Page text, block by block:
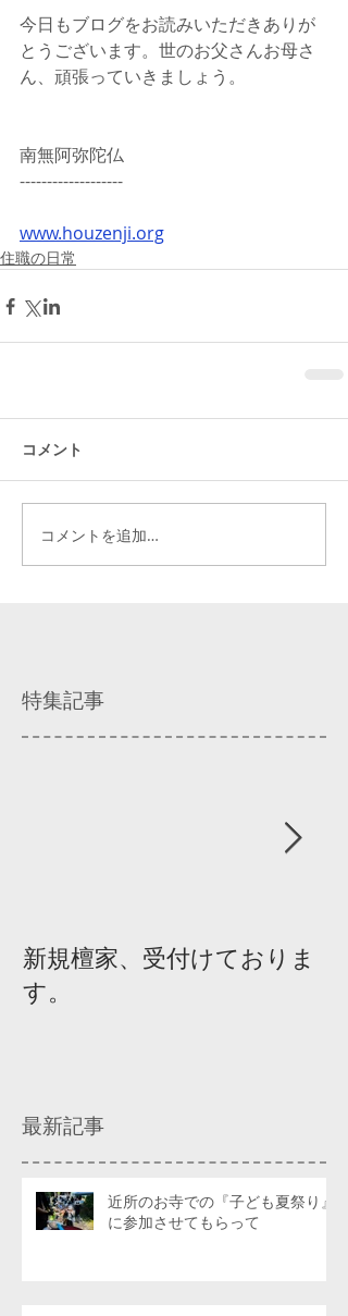
今日もブログをお読みいただきありが
とうございます。世のお父さんお母さ
ん、頑張っていきましょう。
南無阿弥陀仏
-------------------
www.houzenji.org
住職の日常
コメント
コメントを追加…
特集記事
新規檀家、受付けておりま
す。
最新記事
近所のお寺での『子ども夏祭り』
に参加させてもらって